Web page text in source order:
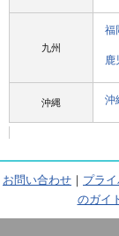
九州
福
鹿
沖縄 沖
お問い合わせ ｜ プラ
のガイ